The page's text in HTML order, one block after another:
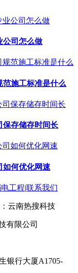
公司怎么做
范施工标准是什么
保存储存时间长
如何优化网速
工程|联系我们
云南热搜科技
有限公司
银行大厦A1705-